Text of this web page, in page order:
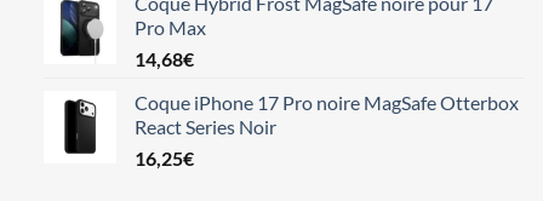
Pro Max
14,68€
Coque iPhone 17 Pro noire MagSafe Otterbox
React Series Noir
16,25€